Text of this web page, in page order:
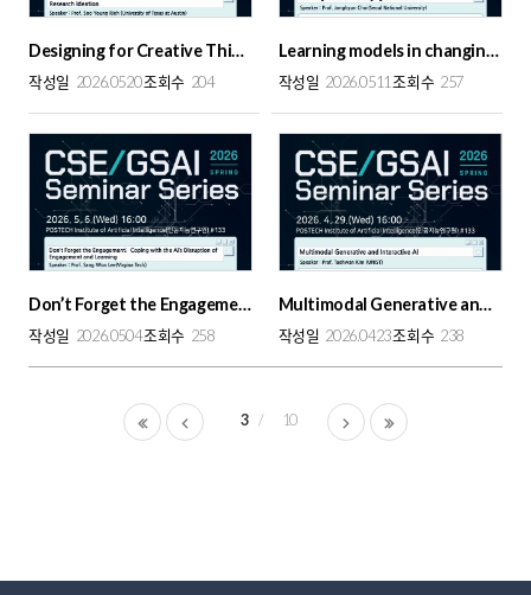
Designing for Creative Thinking: AI-Enhanced Search and Research Ideation
작성일 2026.0520조회수 204
Learning models in changing environments
작성일 2026.0511 조회수 257
Don’t Forget the Engagement: Coping with the AI’s Disruption of Engagement an...
작성일 2026.0504조회수 258
Multimodal Generative and Interactive AI
작성일 2026.0423조회수 238
3 10